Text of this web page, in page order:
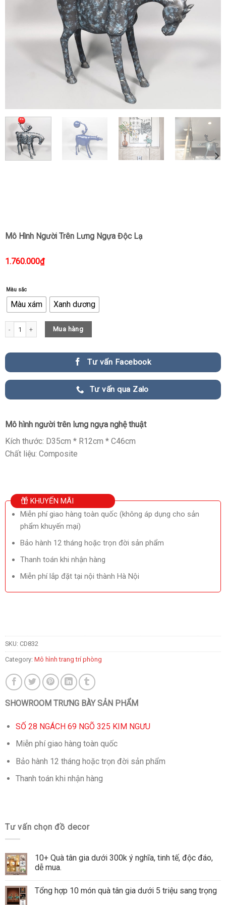
Mô Hình Người Trên Lưng Ngựa Độc Lạ
1.760.000₫
Màu sắc
Màu xám Xanh dương
Mô Hình Người Trên Lưng Ngựa Độc Lạ quantity
Mua hàng
Tư vấn Facebook
Tư vấn qua Zalo
Mô hình người trên lưng ngựa nghệ thuật
Kích thước: D35cm * R12cm * C46cm
Chất liệu: Composite
KHUYẾN MÃI
Miễn phí giao hàng toàn quốc (không áp dụng cho sản
phẩm khuyến mại)
Bảo hành 12 tháng hoặc trọn đời sản phẩm
Thanh toán khi nhận hàng
Miễn phí lắp đặt tại nội thành Hà Nội
SKU: CD832
Category: Mô hình trang trí phòng
SHOWROOM TRƯNG BÀY SẢN PHẨM
SỐ 28 NGÁCH 69 NGÕ 325 KIM NGƯU
Miễn phí giao hàng toàn quốc
Bảo hành 12 tháng hoặc trọn đời sản phẩm
Thanh toán khi nhận hàng
Tư vấn chọn đồ decor
10+ Quà tân gia dưới 300k ý nghĩa, tinh tế, độc đáo,
dễ mua.
Tổng hợp 10 món quà tân gia dưới 5 triệu sang trọng